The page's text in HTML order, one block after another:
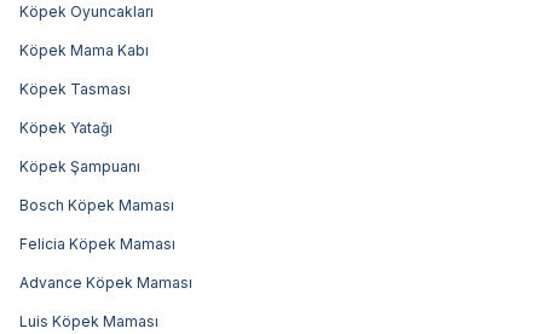
Köpek Oyuncakları
Köpek Mama Kabı
Köpek Tasması
Köpek Yatağı
Köpek Şampuanı
Bosch Köpek Maması
Felicia Köpek Maması
Advance Köpek Maması
Luis Köpek Maması